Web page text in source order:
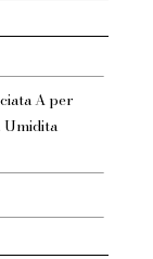
A per
Umidita